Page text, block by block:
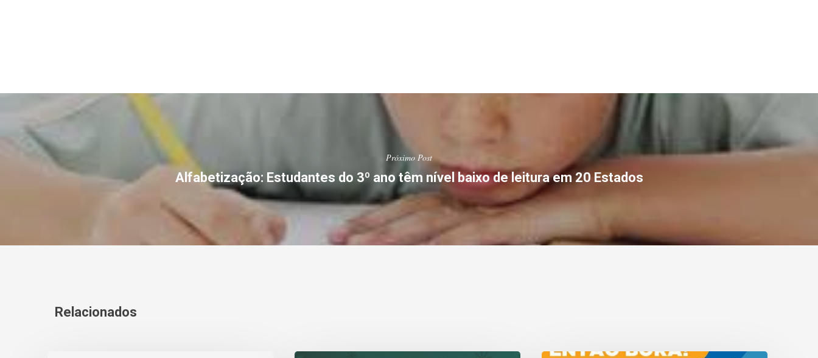
Próximo Post
Alfabetização: Estudantes do 3º ano têm nível baixo de leitura em 20 Estados
Relacionados